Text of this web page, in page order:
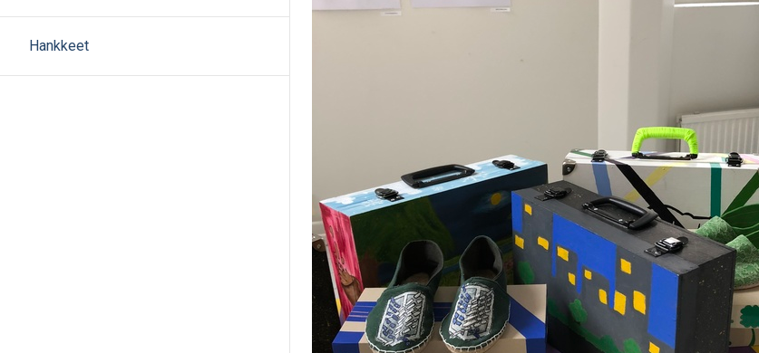
Hankkeet